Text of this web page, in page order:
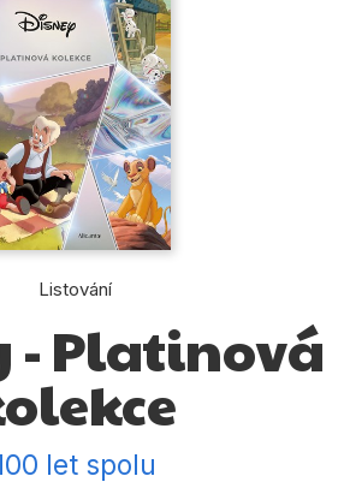
Listování
- Platinová
let spolu